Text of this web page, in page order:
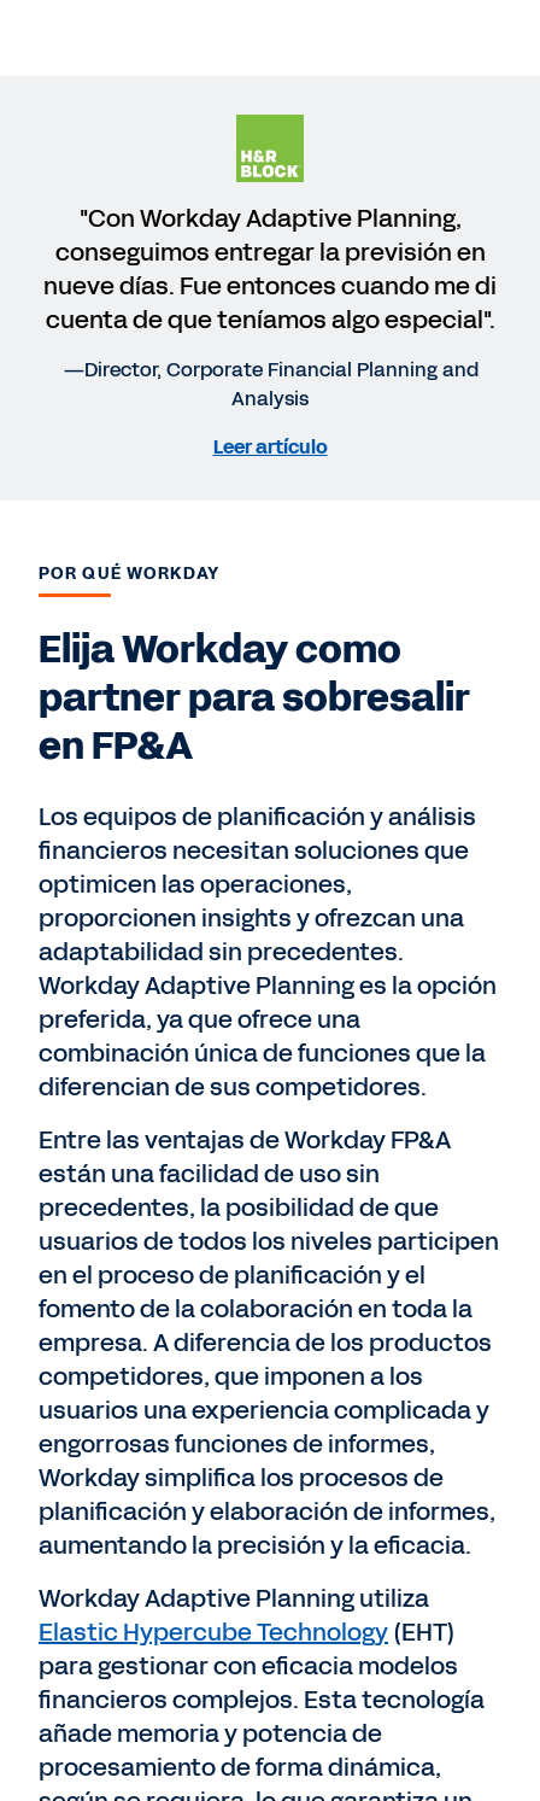
"Con Workday Adaptive Planning,
conseguimos entregar la previsión en
nueve días. Fue entonces cuando me di
cuenta de que teníamos algo especial".
—Director, Corporate Financial Planning and
Analysis
Leer artículo
POR QUÉ WORKDAY
Elija Workday como
partner para sobresalir
en FP&A
Los equipos de planificación y análisis
financieros necesitan soluciones que
optimicen las operaciones,
proporcionen insights y ofrezcan una
adaptabilidad sin precedentes.
Workday Adaptive Planning es la opción
preferida, ya que ofrece una
combinación única de funciones que la
diferencian de sus competidores.
Entre las ventajas de Workday FP&A
están una facilidad de uso sin
precedentes, la posibilidad de que
usuarios de todos los niveles participen
en el proceso de planificación y el
fomento de la colaboración en toda la
empresa. A diferencia de los productos
competidores, que imponen a los
usuarios una experiencia complicada y
engorrosas funciones de informes,
Workday simplifica los procesos de
planificación y elaboración de informes,
aumentando la precisión y la eficacia.
Workday Adaptive Planning utiliza
Elastic Hypercube Technology(EHT)
para gestionar con eficacia modelos
financieros complejos. Esta tecnología
añade memoria y potencia de
procesamiento de forma dinámica,